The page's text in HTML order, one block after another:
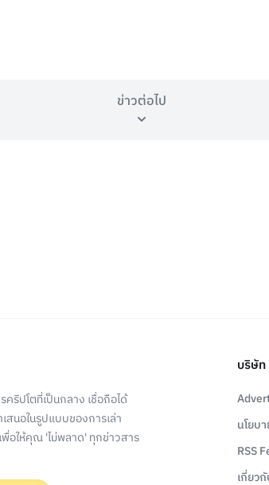
ข่าวต่อไป
ริปโตที่เป็นกลาง เชื่อถือได้
สนอในรูปแบบของการเล่า
พื่อให้คุณ 'ไม่พลาด' ทุกข่าวสาร
บริษัท
นโยบ
RSS
เกี่ยว